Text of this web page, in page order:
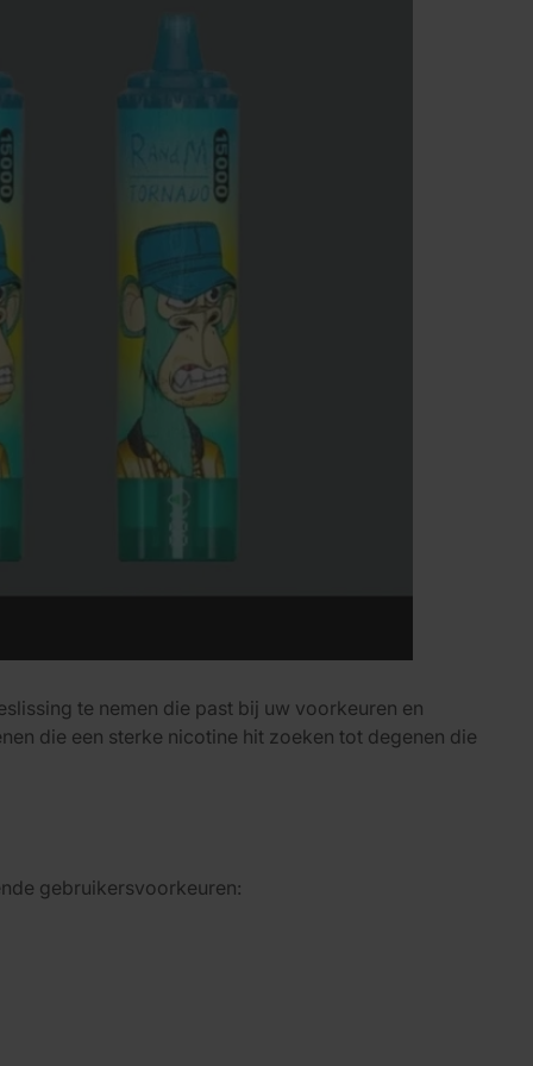
te nemen die past bij uw voorkeuren en
die een sterke nicotine hit zoeken tot degenen die
gebruikersvoorkeuren: